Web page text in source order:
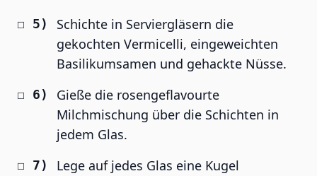
Schichte in Serviergläsern die
gekochten Vermicelli, eingeweichten
Basilikumsamen und gehackte Nüsse.
Gieße die rosengeflavourte
Milchmischung über die Schichten in
jedem Glas.
Lege auf jedes Glas eine Kugel